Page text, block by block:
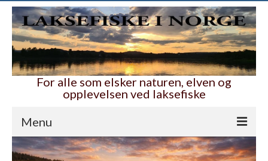
For alle som elsker naturen, elven og
opplevelsen ved laksefiske
Menu
Hjem